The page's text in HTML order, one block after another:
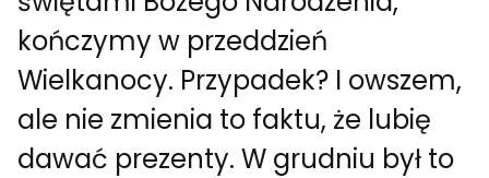
kończymy w przeddzień
Wielkanocy. Przypadek? I owszem,
ale nie zmienia to faktu, że lubię
dawać prezenty. W grudniu był to